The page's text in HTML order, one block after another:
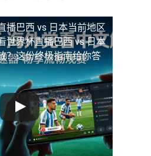
播巴西 vs 日本当前地区
世界杯直播巴西 vs 日本
？这份终极指南给你答